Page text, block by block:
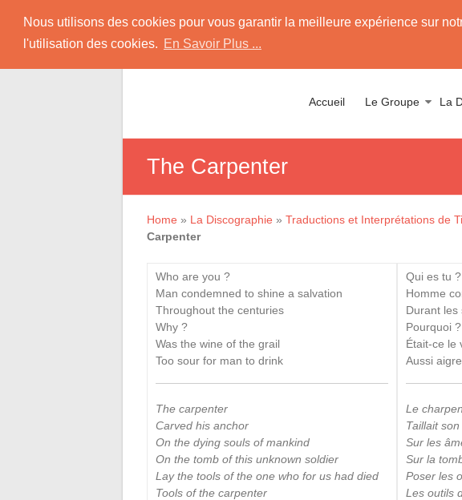
Nous utilisons des cookies pour vous garantir la meilleure expérience sur
l'utilisation des cookies. En Savoir Plus ...
content
Sleeping Web Sun
Site Consacré à Nightwish avec la Chanteuse Tarja
Accueil Le Groupe La
The Carpenter
Home » La Discographie » Traductions et Interprétations de
Carpenter
Who are you ?
Man condemned to shine a salvation
Throughout the centuries
Why ?
Was the wine of the grail
Too sour for man to drink
The carpenter
Carved his anchor
On the dying souls of mankind
On the tomb of this unknown soldier
Lay the tools of the one who for us had died
Tools of the carpenter
Qui es tu ?
Homme
Durant les
Pourquoi ?
Était-ce le
Aussi
Le
Taillait
Sur les
Sur la
Poser les
Les outils